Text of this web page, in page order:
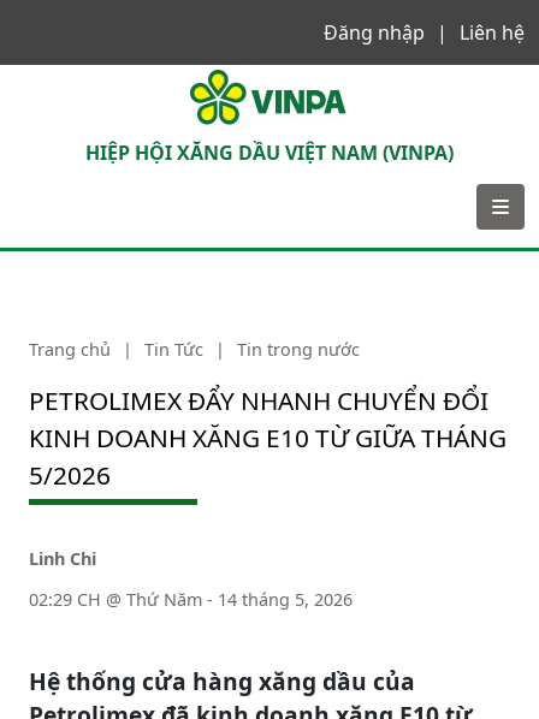
Đăng nhập
Liên hệ
HIỆP HỘI XĂNG DẦU VIỆT NAM (VINPA)
Trang chủ | Tin Tức | Tin trong nước
PETROLIMEX ĐẨY NHANH CHUYỂN ĐỔI
KINH DOANH XĂNG E10 TỪ GIỮA THÁNG
5/2026
Linh Chi
02:29 CH @ Thứ Năm - 14 tháng 5, 2026
Hệ thống cửa hàng xăng dầu của